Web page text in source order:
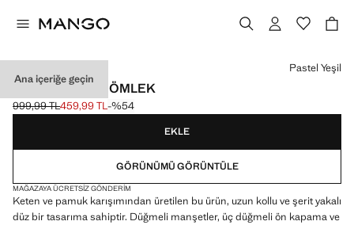
Ana içeriğe geçin
CEPLI KETEN GÖMLEK
Üstü çizili ilk fiyat [999,99 TL ]
999,99 TL
Güncel fiyat [459,99 TL ]
459,99 TL-%54
Bir renk seçin
Pastel Yeşil
EKLE
GÖRÜNÜMÜ GÖRÜNTÜLE
MAĞAZAYA ÜCRETSIZ GÖNDERIM
Keten ve pamuk karışımından üretilen bu ürün, uzun kollu ve şerit yakalı
düz bir tasarıma sahiptir. Düğmeli manşetler, üç düğmeli ön kapama ve